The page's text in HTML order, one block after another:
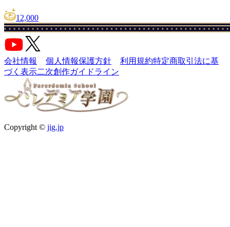
12,000
会社情報 個人情報保護方針 利用規約特定商取引法に基
づく表示二次創作ガイドライン
Copyright © jig.jp